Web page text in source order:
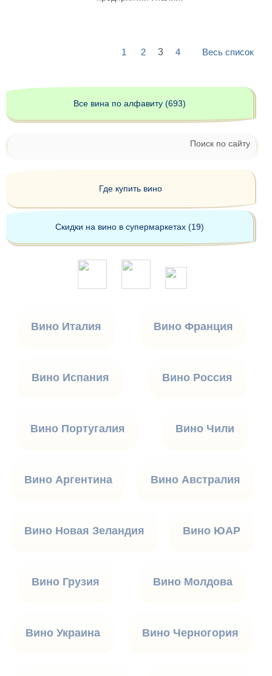
1 2 3 4 Весь список
Все вина по алфавиту (693)
Поиск по сайту
Где купить вино
Скидки на вино в супермаркетах (19)
Вино Италия Вино Франция
Вино Испания Вино Россия
Вино Португалия Вино Чили
Вино Аргентина Вино Австралия
Вино Новая Зеландия Вино ЮАР
Вино Грузия Вино Молдова
Вино Украина Вино Черногория